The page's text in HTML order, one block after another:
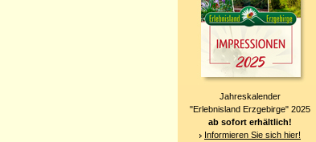
Jahreskalender
"Erlebnisland Erzgebirge" 2025
ab sofort erhältlich!
Informieren Sie sich hier!